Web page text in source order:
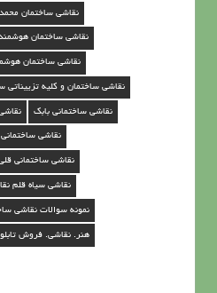
نقاشی ساختمان
نقاشی ساختمان
نقاشی ساختمان
نقاشی ساختمان و کلیه تزییناتی
نقاشی ساختمانی بابک
نقاشی
نقاشی ساختمانی
نقاشی سیاه قلم
نمونه سوالات نقاشی
هنر. نقاشی. فروش